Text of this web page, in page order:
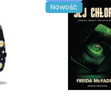
Nowość